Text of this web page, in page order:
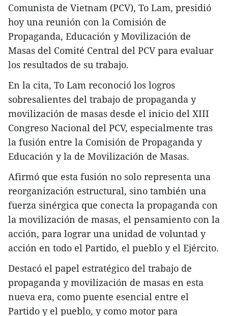
Comunista de Vietnam (PCV), To Lam, presidió
hoy una reunión con la Comisión de
Propaganda, Educación y Movilización de
Masas del Comité Central del PCV para evaluar
los resultados de su trabajo.
En la cita, To Lam reconoció los logros
sobresalientes del trabajo de propaganda y
movilización de masas desde el inicio del XIII
Congreso Nacional del PCV, especialmente tras
la fusión entre la Comisión de Propaganda y
Educación y la de Movilización de Masas.
Afirmó que esta fusión no solo representa una
reorganización estructural, sino también una
fuerza sinérgica que conecta la propaganda con
la movilización de masas, el pensamiento con la
acción, para lograr una unidad de voluntad y
acción en todo el Partido, el pueblo y el Ejército.
Destacó el papel estratégico del trabajo de
propaganda y movilización de masas en esta
nueva era, como puente esencial entre el
Partido y el pueblo, y como motor para